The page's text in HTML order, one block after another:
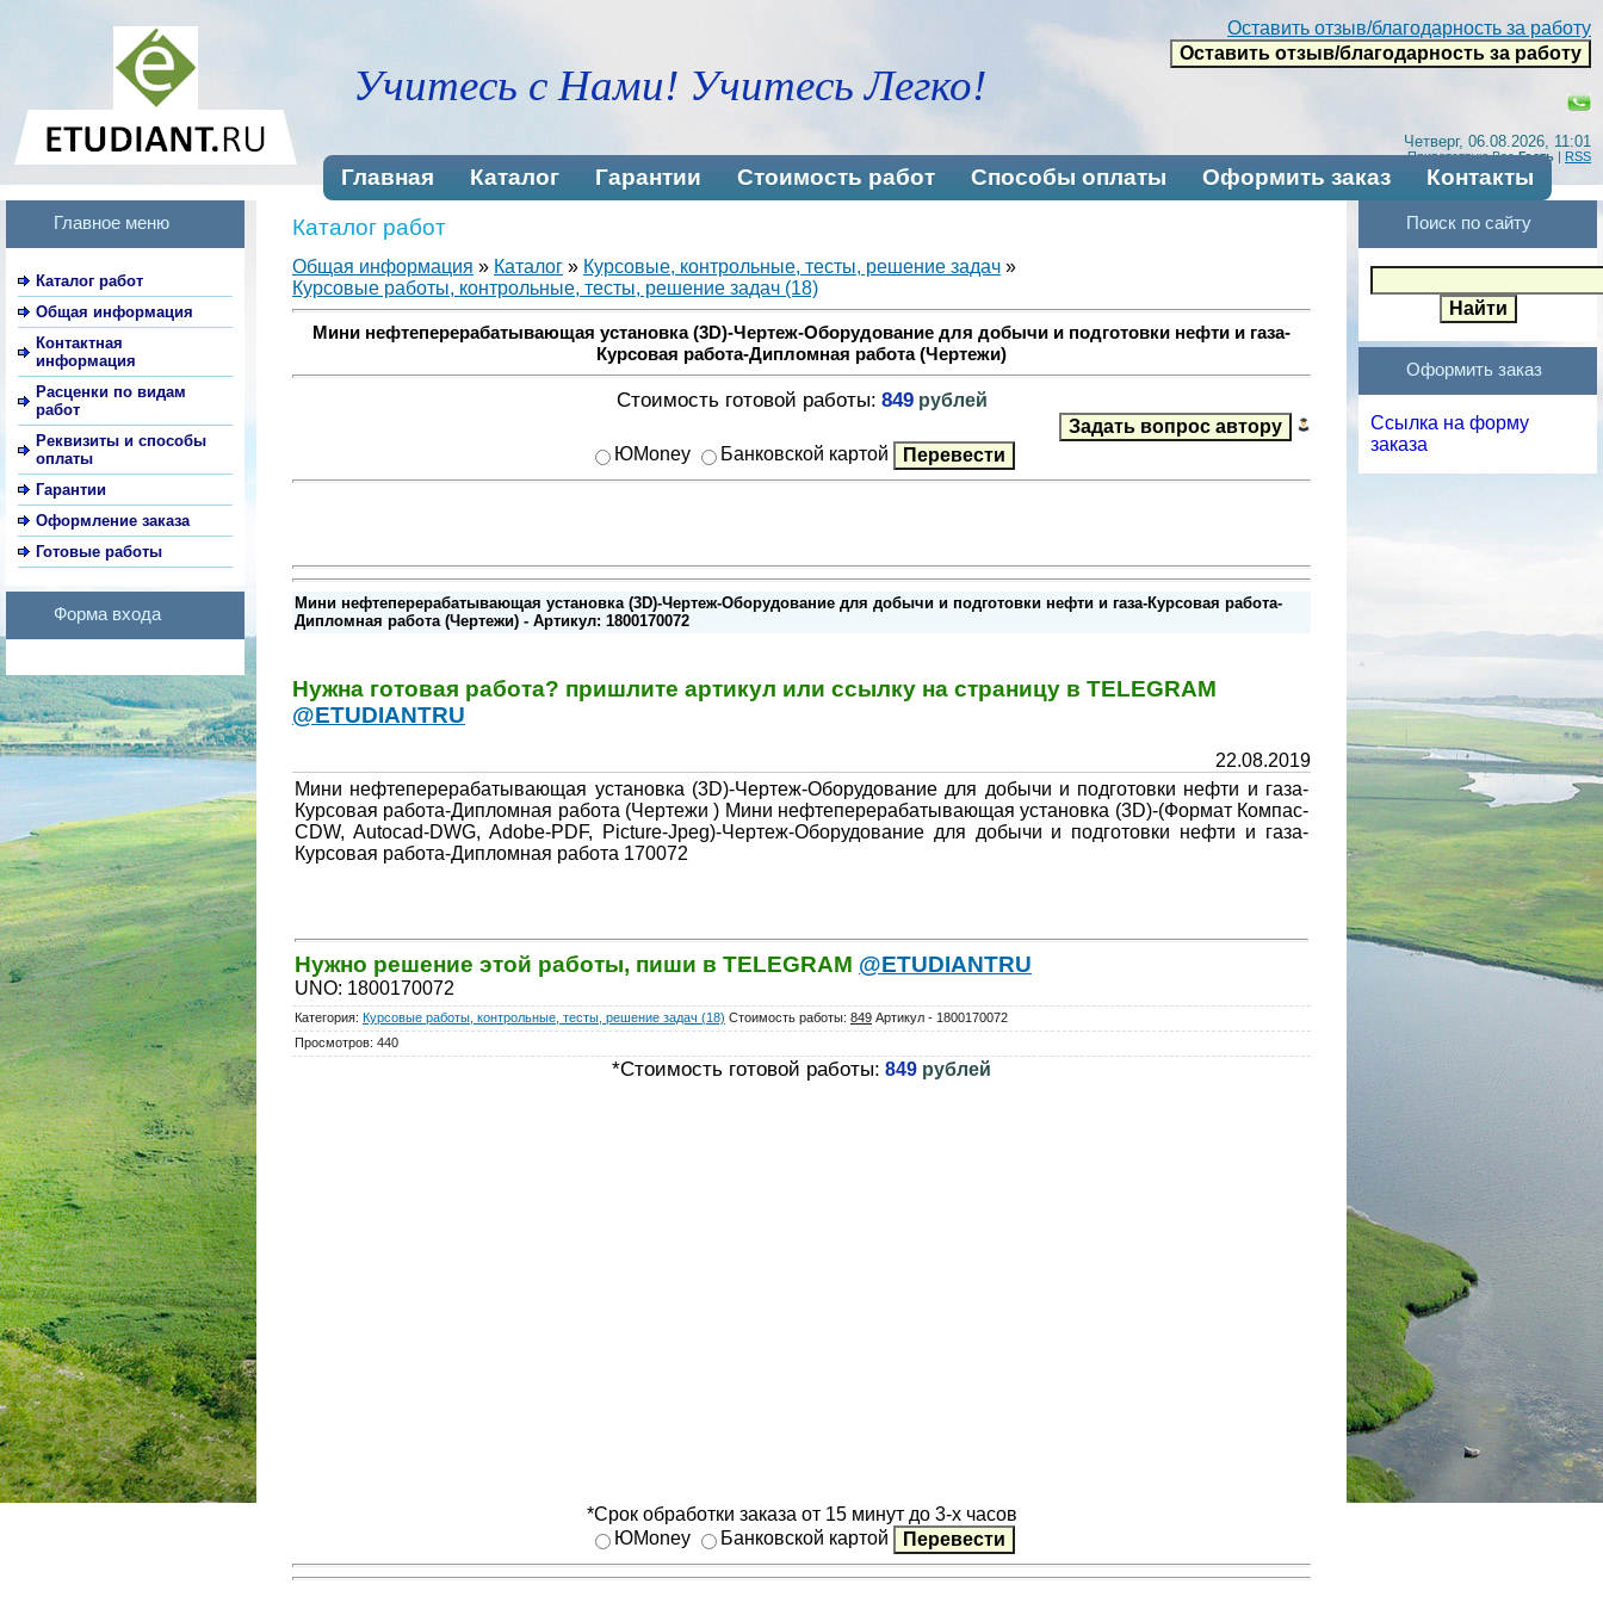
Оставить отзыв/благодарность за работу
Четверг, 06.08.2026, 11:01
Приветствую Вас Гость | RSS
Учитесь с Нами! Учитесь Легко!
Главная Каталог Гарантии Стоимость работ Способы оплаты Оформить заказ Контакты
Главное меню
Каталог работ
Общая информация
Контактная
информация
Расценки по видам
работ
Реквизиты и способы
оплаты
Гарантии
Оформление заказа
Готовые работы
Форма входа
Каталог работ
Общая информация » Каталог » Курсовые, контрольные, тесты, решение задач »
Курсовые работы, контрольные, тесты, решение задач (18)
Мини нефтеперерабатывающая установка (3D)-Чертеж-Оборудование для добычи и подготовки нефти и газа-
Курсовая работа-Дипломная работа (Чертежи)
Стоимость готовой работы: 849 рублей
ЮMoney Банковской картой
Мини нефтеперерабатывающая установка (3D)-Чертеж-Оборудование для добычи и подготовки нефти и газа-Курсовая работа-
Дипломная работа (Чертежи) - Артикул: 1800170072
Нужна готовая работа? пришлите артикул или ссылку на страницу в TELEGRAM
@ETUDIANTRU
22.08.2019
Мини нефтеперерабатывающая установка (3D)-Чертеж-Оборудование для добычи и подготовки нефти и газа-
Курсовая работа-Дипломная работа (Чертежи ) Мини нефтеперерабатывающая установка (3D)-(Формат Компас-
CDW, Autocad-DWG, Adobe-PDF, Picture-Jpeg)-Чертеж-Оборудование для добычи и подготовки нефти и газа-
Курсовая работа-Дипломная работа 170072
Нужно решение этой работы, пиши в TELEGRAM @ETUDIANTRU
UNO: 1800170072
Категория: Курсовые работы, контрольные, тесты, решение задач (18) Стоимость работы: 849 Артикул - 1800170072
Просмотров: 440
*Стоимость готовой работы: 849 рублей
*Срок обработки заказа от 15 минут до 3-х часов
ЮMoney
Банковской картой
Поиск по сайту
Оформить заказ
Ссылка на форму
заказа